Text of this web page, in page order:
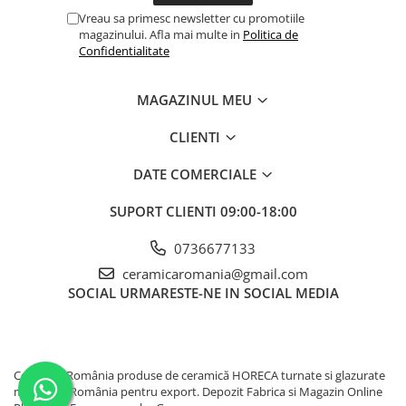
SE POATE INTRODUCE ÎN
CUPTORUL CU MICROUNDE
SPĂLAT VASE
SE POATE INTRODUCE ÎN CUPTOR
Vreau sa primesc newsletter cu promotiile
magazinului. Afla mai multe in Politica de
Confidentialitate
MAGAZINUL MEU
CLIENTI
DATE COMERCIALE
SUPORT CLIENTI 09:00-18:00
0736677133
ceramicaromania@gmail.com
SOCIAL URMARESTE-NE IN SOCIAL MEDIA
Ceramică România produse de ceramică HORECA turnate si glazurate
manual în România pentru export. Depozit Fabrica si Magazin Online